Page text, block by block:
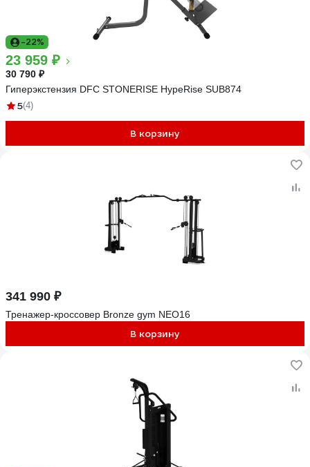
-22%
23 959 ₽
30 790 ₽
Гиперэкстензия DFC STONERISE HypeRise SUB874
5(4)
В корзину
341 990 ₽
Тренажер-кроссовер Bronze gym NEO16
В корзину